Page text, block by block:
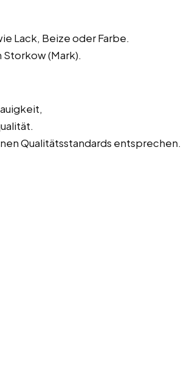
Lack, Beize oder Farbe.
(Mark).
Qualitätsstandards entsprechen.